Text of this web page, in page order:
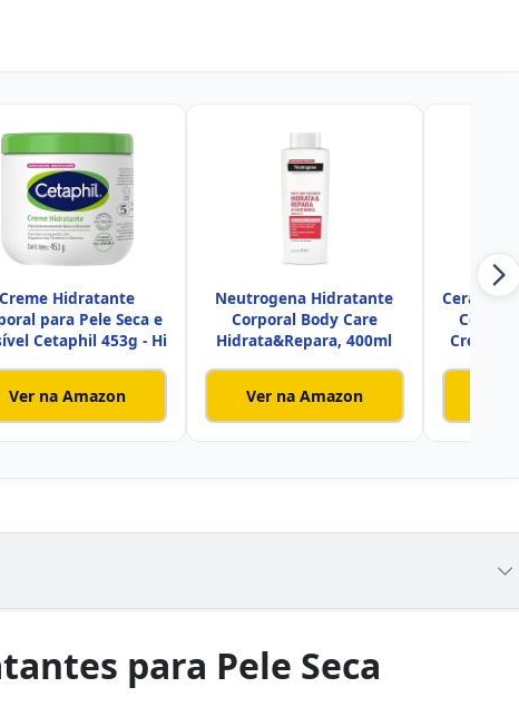
Creme Hidratante
para Pele Seca e
Cetaphil 453g - Hi
Ver na Amazon
Neutrogena Hidratante
Corporal Body Care
Hidrata&Repara, 400ml
Ver na Amazon
CeraVe,
para Pele Seca